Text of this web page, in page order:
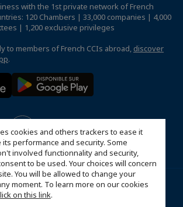
cookies and others trackers to ease it
performance and security. Some
involved functionnality and security,
to be used. Your choices will concern
You will be allowed to change your
moment. To learn more on our cookies
on this link.
with the 1st private network of French
120 Chambers | 33,000 companies | 4,000
| 1,200 exclusive privileges
to members of French CCIs abroad, discover
.